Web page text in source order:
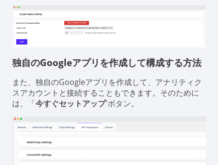
独自のGoogleアプリを作成して構成する方法
また、独自のGoogleアプリを作成して、アナリティク
スアカウントと接続することもできます。そのために
は、「今すぐセットアップ'ボタン。